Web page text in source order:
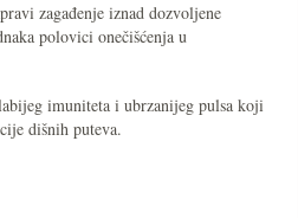
zagađenje iznad dozvoljene
polovici onečišćenja u
imuniteta i ubrzanijeg pulsa koji
dišnih puteva.
nema